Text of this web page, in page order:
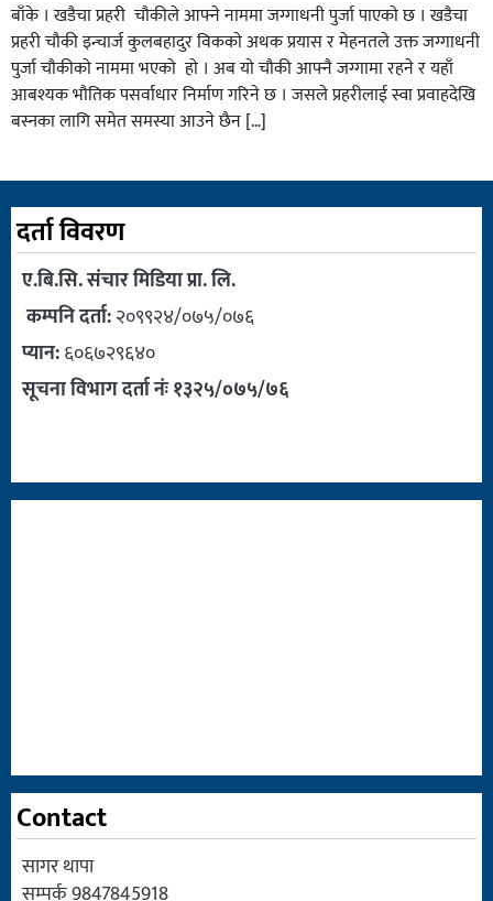
बाँके । खडैचा प्रहरी चाैकीले आफ्ने नाममा जग्गाधनी पुर्जा पाएकाे छ । खडैचा
प्रहरी चाैकी इन्चार्ज कुलबहादुर विककाे अथक प्रयास र मेहनतले उक्त जग्गाधनी
पुर्जा चाैकीकाे नाममा भएको हाे । अब याे चाैकी आफ्नै जग्गामा रहने र यहाँ
आबश्यक भाैतिक पसर्वाधार निर्माण गरिने छ । जसले प्रहरीलाई स्वा प्रवाहदेखि
बस्नका लागि समेत समस्या आउने छैन […]
दर्ता विवरण
ए.बि.सि. संचार मिडिया प्रा. लि.
कम्पनि दर्ता:२०९९२४/०७५/०७६
प्यान:६०६७२९६४०
सूचना विभाग दर्ता नंः १३२५/०७५/७६
Contact
सागर थापा